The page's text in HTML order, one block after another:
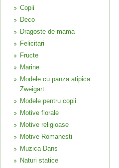
Copii
Deco
Dragoste de mama
Felicitari
Fructe
Marine
Modele cu panza atipica
Zweigart
Modele pentru copii
Motive florale
Motive religioase
Motive Romanesti
Muzica Dans
Naturi statice